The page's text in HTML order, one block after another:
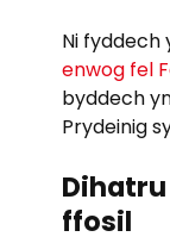
Ni
enwog fel
byddech
Prydeinig
ffosil